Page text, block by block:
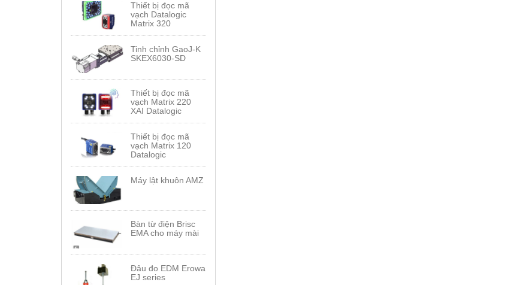
Thiết bị đọc mã
vạch Datalogic
Matrix 320
Tinh chỉnh GaoJ-K
SKEX6030-SD
Thiết bị đọc mã
vạch Matrix 220
XAI Datalogic
Thiết bị đọc mã
vạch Matrix 120
Datalogic
Máy lật khuôn AMZ
Bàn từ điện Brisc
EMA cho máy mài
Đâu đo EDM Erowa
EJ series